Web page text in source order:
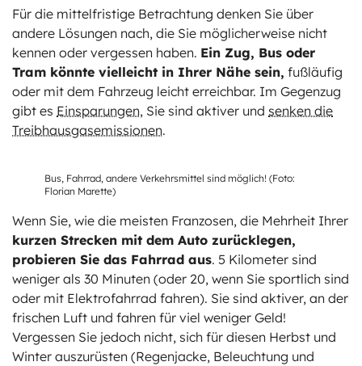
Für die mittelfristige Betrachtung denken Sie über
andere Lösungen nach, die Sie möglicherweise nicht
kennen oder vergessen haben. Ein Zug, Bus oder
Tram könnte vielleicht in Ihrer Nähe sein, fußläufig
oder mit dem Fahrzeug leicht erreichbar. Im Gegenzug
gibt es Einsparungen, Sie sind aktiver und senken die
Treibhausgasemissionen.
Bus, Fahrrad, andere Verkehrsmittel sind möglich! (Foto:
Florian Marette)
Wenn Sie, wie die meisten Franzosen, die Mehrheit Ihrer
kurzen Strecken mit dem Auto zurücklegen,
probieren Sie das Fahrrad aus. 5 Kilometer sind
weniger als 30 Minuten (oder 20, wenn Sie sportlich sind
oder mit Elektrofahrrad fahren). Sie sind aktiver, an der
frischen Luft und fahren für viel weniger Geld!
Vergessen Sie jedoch nicht, sich für diesen Herbst und
Winter auszurüsten (Regenjacke, Beleuchtung und